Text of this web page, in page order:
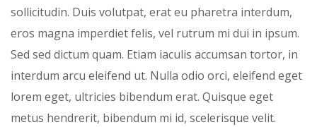
sollicitudin. Duis volutpat, erat eu pharetra interdum,
eros magna imperdiet felis, vel rutrum mi dui in ipsum.
Sed sed dictum quam. Etiam iaculis accumsan tortor, in
interdum arcu eleifend ut. Nulla odio orci, eleifend eget
lorem eget, ultricies bibendum erat. Quisque eget
metus hendrerit, bibendum mi id, scelerisque velit.